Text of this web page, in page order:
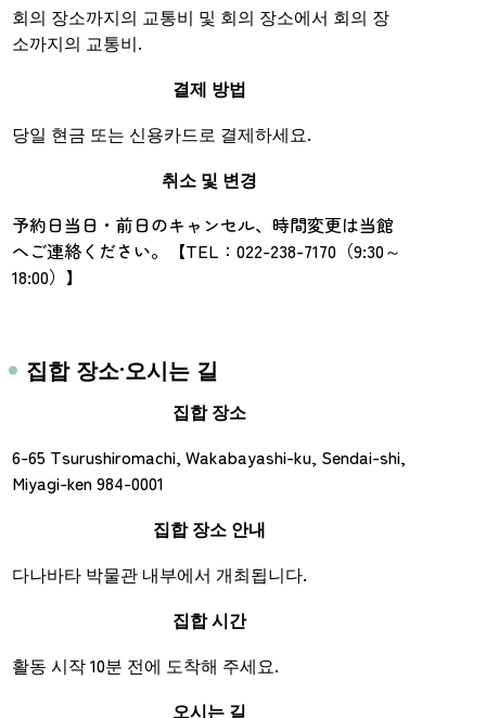
회의 장소까지의 교통비 및 회의 장소에서 회의 장
소까지의 교통비.
결제 방법
당일 현금 또는 신용카드로 결제하세요.
취소 및 변경
予約日当日・前日のキャンセル、時間変更は当館
へご連絡ください。【TEL：022-238-7170（9:30～
18:00）】
집합 장소·오시는 길
집합 장소
6-65 Tsurushiromachi, Wakabayashi-ku, Sendai-shi,
Miyagi-ken 984-0001
집합 장소 안내
다나바타 박물관 내부에서 개최됩니다.
집합 시간
활동 시작 10분 전에 도착해 주세요.
오시는 길